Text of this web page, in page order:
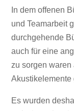
In dem offenen
und Teamarbeit
durchgehende
auch für eine
zu sorgen
Akustikelemente
Es wurden